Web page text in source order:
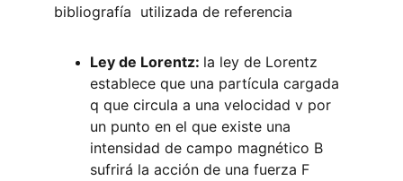
bibliografía  utilizada de referencia
Ley de Lorentz: la ley de Lorentz
establece que una partícula cargada
q que circula a una velocidad v por
un punto en el que existe una
intensidad de campo magnético B
sufrirá la acción de una fuerza F